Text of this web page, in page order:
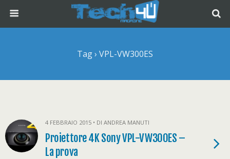
Tag › VPL-VW300ES
4 FEBBRAIO 2015 • DI ANDREA MANUTI
Proiettore 4K Sony VPL-VW300ES –
La prova